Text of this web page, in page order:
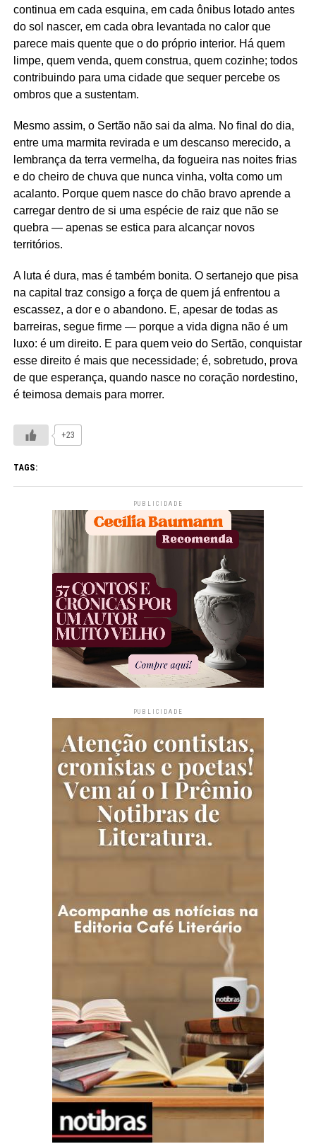
continua em cada esquina, em cada ônibus lotado antes
do sol nascer, em cada obra levantada no calor que
parece mais quente que o do próprio interior. Há quem
limpe, quem venda, quem construa, quem cozinhe; todos
contribuindo para uma cidade que sequer percebe os
ombros que a sustentam.
Mesmo assim, o Sertão não sai da alma. No final do dia,
entre uma marmita revirada e um descanso merecido, a
lembrança da terra vermelha, da fogueira nas noites frias
e do cheiro de chuva que nunca vinha, volta como um
acalanto. Porque quem nasce do chão bravo aprende a
carregar dentro de si uma espécie de raiz que não se
quebra — apenas se estica para alcançar novos
territórios.
A luta é dura, mas é também bonita. O sertanejo que pisa
na capital traz consigo a força de quem já enfrentou a
escassez, a dor e o abandono. E, apesar de todas as
barreiras, segue firme — porque a vida digna não é um
luxo: é um direito. E para quem veio do Sertão, conquistar
esse direito é mais que necessidade; é, sobretudo, prova
de que esperança, quando nasce no coração nordestino,
é teimosa demais para morrer.
+23
TAGS:
PUBLICIDADE
PUBLICIDADE